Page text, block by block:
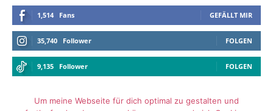
1,514 Fans GEFÄLLT MIR
35,740 Follower FOLGEN
9,135 Follower FOLGEN
Um meine Webseite für dich optimal zu gestalten und